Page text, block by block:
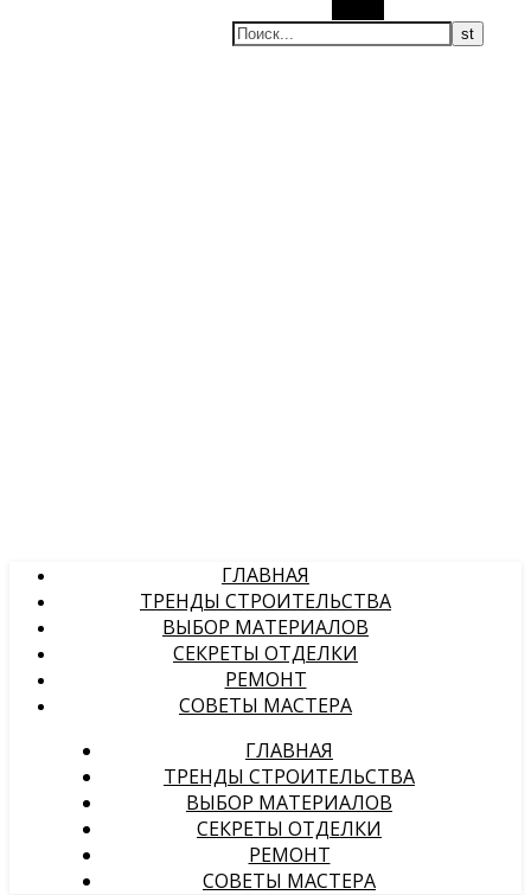
ГЛАВНАЯ
ТРЕНДЫ СТРОИТЕЛЬСТВА
ВЫБОР МАТЕРИАЛОВ
СЕКРЕТЫ ОТДЕЛКИ
РЕМОНТ
СОВЕТЫ МАСТЕРА
ГЛАВНАЯ
ТРЕНДЫ СТРОИТЕЛЬСТВА
ВЫБОР МАТЕРИАЛОВ
СЕКРЕТЫ ОТДЕЛКИ
РЕМОНТ
СОВЕТЫ МАСТЕРА